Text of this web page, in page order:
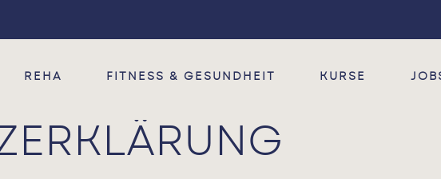
REHA FITNESS & GESUNDHEIT KURSE
Reha
§20 Präventionskurse
Ak-tiv & Gesund